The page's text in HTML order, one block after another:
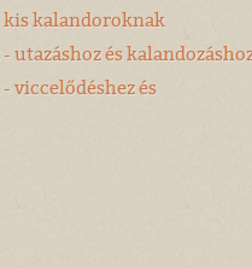
kis kalandoroknak
utazáshoz és
viccelődéshez és